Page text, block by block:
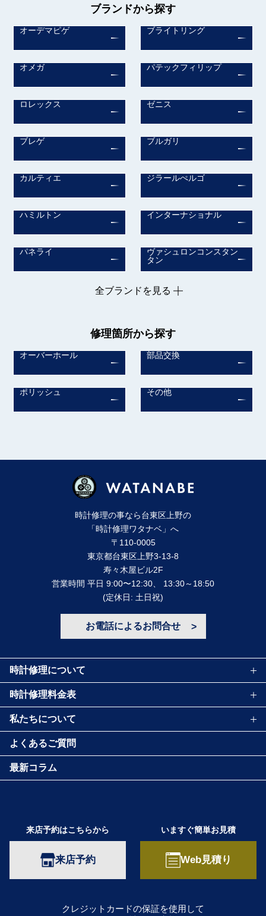
ブランドから探す
オーデマピゲ ブライトリング
オメガ パテックフィリップ
ロレックス ゼニス
ブレゲ ブルガリ
カルティエ ジラールぺルゴ
ハミルトン インターナショナル
パネライ
ヴァシュロンコンスタン
タン
全ブランドを見る
修理箇所から探す
オーバーホール 部品交換
ポリッシュ その他
時計修理の事なら台東区上野の
「時計修理ワタナベ」へ
〒110-0005
東京都台東区上野3-13-8
寿々⽊屋ビル2F
営業時間 平⽇ 9:00〜12:30、 13:30～18:50
(定休⽇: ⼟⽇祝)
お電話によるお問合せ
時計修理について
時計修理料金表
私たちについて
よくあるご質問
最新コラム
来店予約はこちらから
来店予約
いますぐ簡単お見積
Web見積り
クレジットカードの保証を使用して